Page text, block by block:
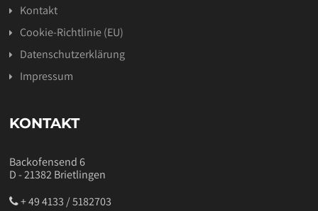
Kontakt
Cookie-Richtlinie (EU)
Datenschutzerklärung
Impressum
KONTAKT
Backofensend 6
D - 21382 Brietlingen
+ 49 4133 / 5182703